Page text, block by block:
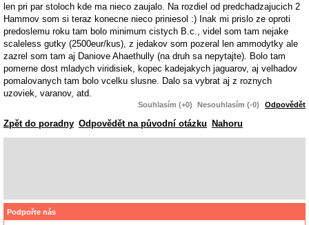
len pri par stoloch kde ma nieco zaujalo. Na rozdiel od predchadzajucich 2
Hammov som si teraz konecne nieco priniesol :) Inak mi prislo ze oproti
predoslemu roku tam bolo minimum cistych B.c., videl som tam nejake
scaleless gutky (2500eur/kus), z jedakov som pozeral len ammodytky ale
zazrel som tam aj Daniove Ahaethully (na druh sa nepytajte). Bolo tam
pomerne dost mladych viridisiek, kopec kadejakych jaguarov, aj velhadov
pomalovanych tam bolo vcelku slusne. Dalo sa vybrat aj z roznych
uzoviek, varanov, atd.
Souhlasím (+0) Nesouhlasím (-0) Odpovědět
Zpět do poradny Odpovědět na původní otázku Nahoru
Podpořte nás